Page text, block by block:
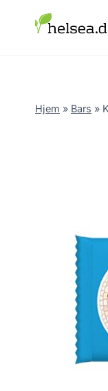
Hjem » Bars »